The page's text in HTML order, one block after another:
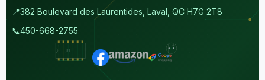
📍382 Boulevard des Laurentides, Laval, QC H7G 2T8
📞450-668-2755